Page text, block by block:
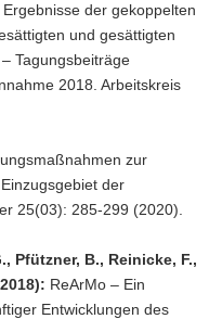
Ergebnisse der gekoppelten
und gesättigten
Tagungsbeiträge
2018. Arbeitskreis
zur
der
25(03): 285-299 (2020).
Pfützner, B., Reinicke, F.,
ReArMo – Ein
Entwicklungen des